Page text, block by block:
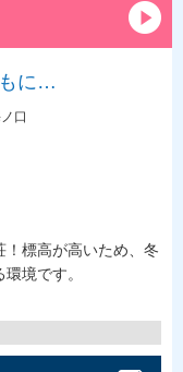
に…
口
！標高が高いため、冬
境です。